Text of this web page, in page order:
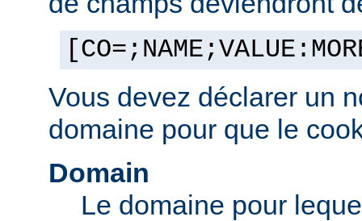
Vous devez déclarer un
domaine pour que le
Domain
Le domaine pour